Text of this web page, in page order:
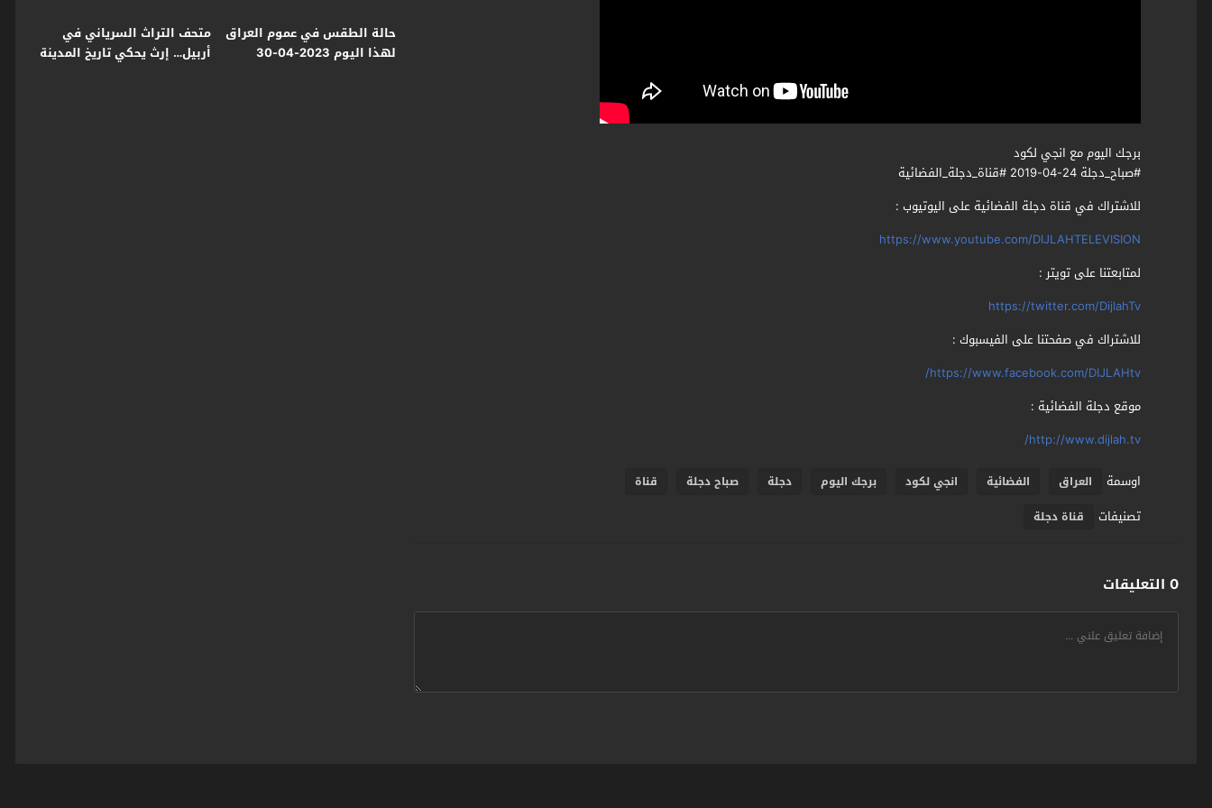
برجك اليوم مع انجي لكود
#صباح_دجلة 24-04-2019 #قناة_دجلة_الفضائية
للاشتراك في قناة دجلة الفضائية على اليوتيوب :
https://www.youtube.com/DIJLAHTELEVISION
لمتابعتنا على تويتر :
https://twitter.com/DijlahTv
للاشتراك في صفحتنا على الفيسبوك :
https://www.facebook.com/DIJLAHtv/
موقع دجلة الفضائية :
http://www.dijlah.tv/
اوسمة
العراق الفضائية انجي لكود برجك اليوم دجلة صباح دجلة قناة
تصنيفات قناة دجلة
0 التعليقات
حالة الطقس في عموم العراق
لهذا اليوم 2023-04-30
متحف التراث السرياني في
أربيل… إرث يحكي تاريخ المدينة